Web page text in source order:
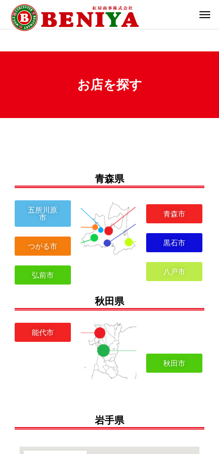
お店を探す
青森県
五所川原
市
つがる市
弘前市
青森市
黒石市
八戸市
秋田県
能代市
秋田市
岩手県